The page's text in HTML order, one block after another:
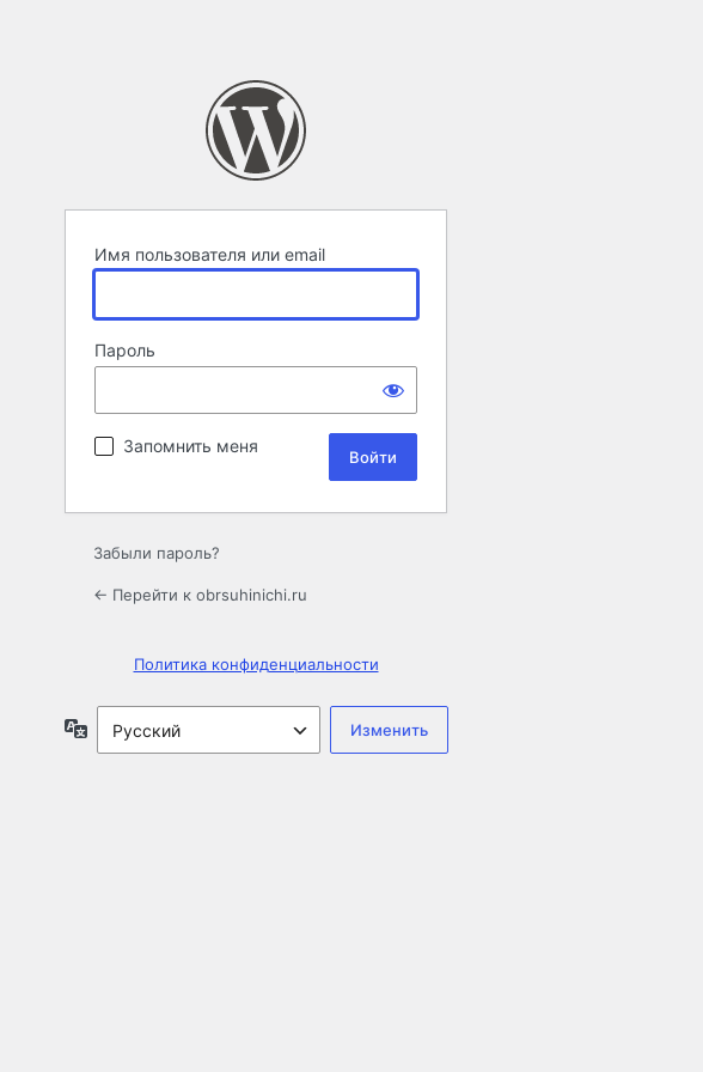
Имя пользователя или email
Пароль
Запомнить меня
Забыли пароль?
← Перейти к obrsuhinichi.ru
Политика конфиденциальности
Язык